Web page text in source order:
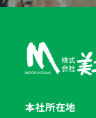
本社所在地